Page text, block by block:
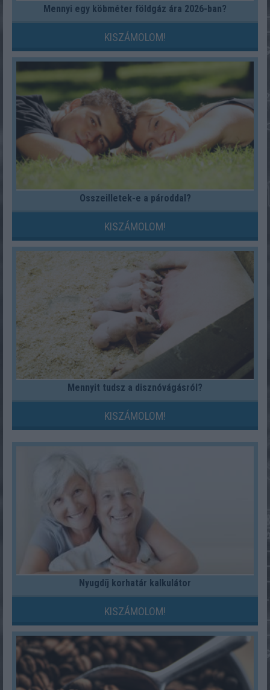
Mennyi egy köbméter földgáz ára 2026-ban?
KISZÁMOLOM!
Összeilletek-e a pároddal?
KISZÁMOLOM!
Mennyit tudsz a disznóvágásról?
KISZÁMOLOM!
Nyugdíj korhatár kalkulátor
KISZÁMOLOM!